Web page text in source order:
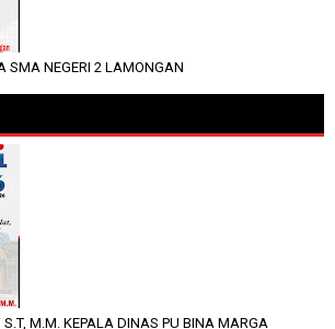
SMA NEGERI 2 LAMONGAN
M.M. KEPALA DINAS PU BINA MARGA